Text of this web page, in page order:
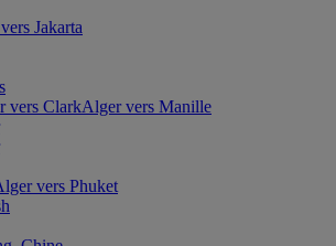
Jakarta
vers ClarkAlger vers Manille
vers Phuket